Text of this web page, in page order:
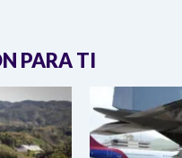
PARA TI